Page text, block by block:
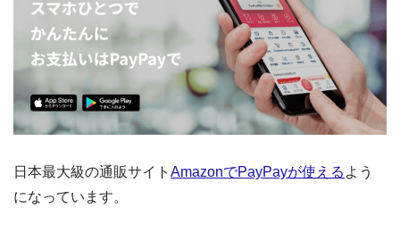
日本最大級の通販サイト AmazonでPayPayが使える よう
になっています。